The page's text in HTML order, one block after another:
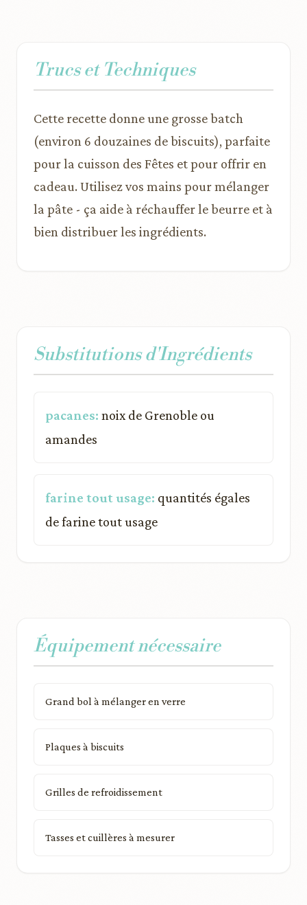
Trucs et Techniques
Cette recette donne une grosse batch
(environ 6 douzaines de biscuits), parfaite
pour la cuisson des Fêtes et pour offrir en
cadeau. Utilisez vos mains pour mélanger
la pâte - ça aide à réchauffer le beurre et à
bien distribuer les ingrédients.
Substitutions d'Ingrédients
pacanes: noix de Grenoble ou
amandes
farine tout usage: quantités égales
de farine tout usage
Équipement nécessaire
Grand bol à mélanger en verre
Plaques à biscuits
Grilles de refroidissement
Tasses et cuillères à mesurer